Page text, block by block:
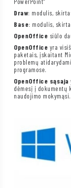
Draw: modulis,
Base: modulis,
OpenOffice siūlo
OpenOffice yra
paketais, įskaitant
problemų
programose.
OpenOffice sąsaja
dėmesį į dokumentų
naudojimo mokymąsi.